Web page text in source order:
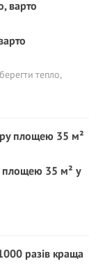
тепло,
площею 35 м² у